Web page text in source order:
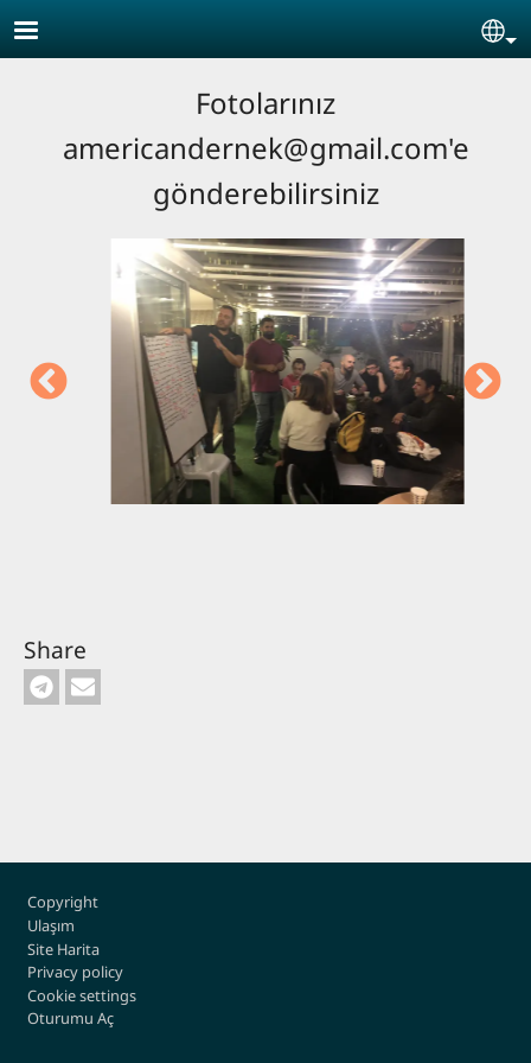
Skip to main content
Fotolarınız
americandernek@gmail.com'e
gönderebilirsiniz
Share
Footer
Copyright
Ulaşım
Site Harita
Privacy policy
Cookie settings
Oturumu Aç